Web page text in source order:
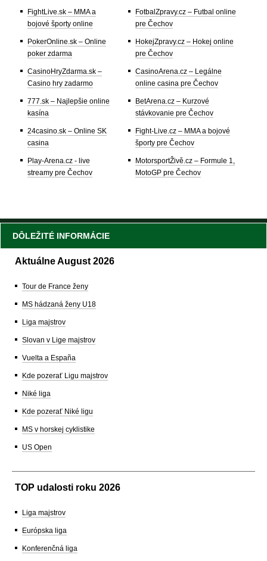
FightLive.sk – MMA a
bojové športy online
PokerOnline.sk – Online
poker zdarma
CasinoHryZdarma.sk –
Casino hry zadarmo
777.sk – Najlepšie online
kasína
24casino.sk – Online SK
casina
Play-Arena.cz - live
streamy pre Čechov
FotbalZpravy.cz – Futbal online
pre Čechov
HokejZpravy.cz – Hokej online
pre Čechov
CasinoArena.cz – Legálne
online casina pre Čechov
BetArena.cz – Kurzové
stávkovanie pre Čechov
Fight-Live.cz – MMA a bojové
športy pre Čechov
MotorsportŽivě.cz – Formule 1,
MotoGP pre Čechov
DÔLEŽITÉ INFORMÁCIE
Aktuálne August 2026
Tour de France ženy
MS hádzaná ženy U18
Liga majstrov
Slovan v Lige majstrov
Vuelta a España
Kde pozerať Ligu majstrov
Niké liga
Kde pozerať Niké ligu
MS v horskej cyklistike
US Open
TOP udalosti roku 2026
Liga majstrov
Európska liga
Konferenčná liga